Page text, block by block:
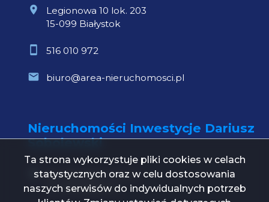
Legionowa 10 lok. 203
15-099 Białystok
516 010 972
biuro@area-nieruchomosci.pl
Nieruchomości Inwestycje Dariusz
Sobolewski
Św. Mikołaja 1 lok. 21
15-419 Białystok
Ta strona wykorzystuje pliki cookies w celach
statystycznych oraz w celu dostosowania
naszych serwisów do indywidualnych potrzeb